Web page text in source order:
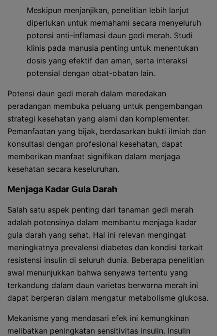
Meskipun menjanjikan, penelitian lebih lanjut
diperlukan untuk memahami secara menyeluruh
potensi anti-inflamasi daun gedi merah. Studi
klinis pada manusia penting untuk menentukan
dosis yang efektif dan aman, serta interaksi
potensial dengan obat-obatan lain.
Potensi daun gedi merah dalam meredakan
peradangan membuka peluang untuk pengembangan
strategi kesehatan yang alami dan komplementer.
Pemanfaatan yang bijak, berdasarkan bukti ilmiah dan
konsultasi dengan profesional kesehatan, dapat
memberikan manfaat signifikan dalam menjaga
kesehatan secara keseluruhan.
Menjaga Kadar Gula Darah
Salah satu aspek penting dari tanaman gedi merah
adalah potensinya dalam membantu menjaga kadar
gula darah yang sehat. Hal ini relevan mengingat
meningkatnya prevalensi diabetes dan kondisi terkait
resistensi insulin di seluruh dunia. Beberapa penelitian
awal menunjukkan bahwa senyawa tertentu yang
terkandung dalam daun varietas berwarna merah ini
dapat berperan dalam mengatur metabolisme glukosa.
Mekanisme yang mendasari efek ini kemungkinan
melibatkan peningkatan sensitivitas insulin. Insulin